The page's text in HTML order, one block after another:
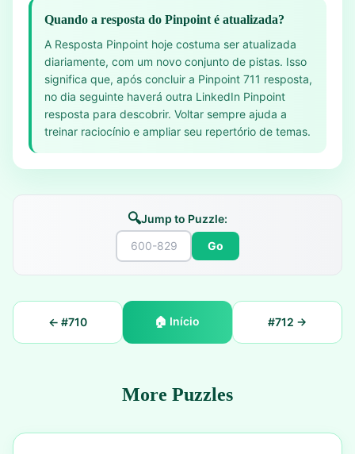
Quando a resposta do Pinpoint é atualizada?
A Resposta Pinpoint hoje costuma ser atualizada
diariamente, com um novo conjunto de pistas. Isso
significa que, após concluir a Pinpoint 711 resposta,
no dia seguinte haverá outra LinkedIn Pinpoint
resposta para descobrir. Voltar sempre ajuda a
treinar raciocínio e ampliar seu repertório de temas.
🔍Jump to Puzzle:
Go
← #710 🏠 Início #712 →
More Puzzles